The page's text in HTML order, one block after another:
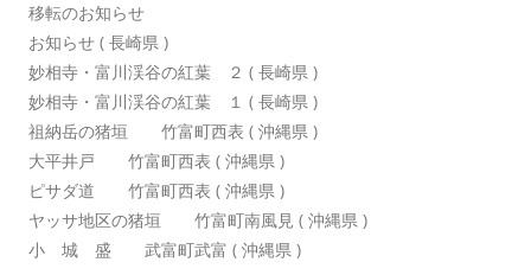
移転のお知らせ
お知らせ ( 長崎県 )
妙相寺・富川渓谷の紅葉 ２ ( 長崎県 )
妙相寺・富川渓谷の紅葉 １ ( 長崎県 )
祖納岳の猪垣 竹富町西表 ( 沖縄県 )
大平井戸 竹富町西表 ( 沖縄県 )
ピサダ道 竹富町西表 ( 沖縄県 )
ヤッサ地区の猪垣 竹富町南風見 ( 沖縄県 )
小 城 盛 武富町武富 ( 沖縄県 )